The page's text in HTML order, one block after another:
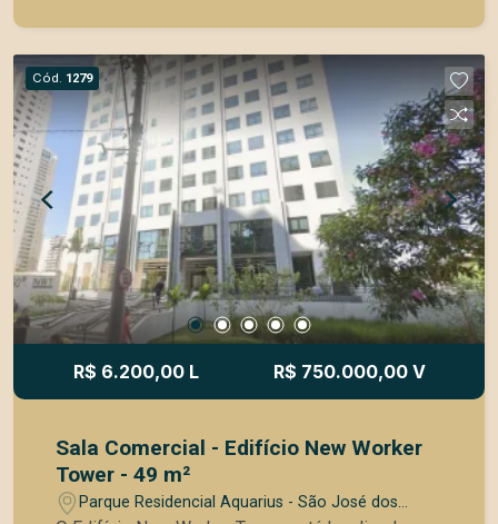
de acesso de visitantes com catraca eletrônica e
câmeras de vigilância - 71 vagas para visitantes -
WC Masculino e Feminino nos andares para uso
de clientes - 3 Salas de reunião - Auditório com
Coffee break com copa - Área de convívio na
parte externa
Cód. 1279
R$ 6.200,00 L R$ 750.000,00 V
Sala Comercial - Edifício New Worker
Tower - 49 m²
Parque Residencial Aquarius - São José dos